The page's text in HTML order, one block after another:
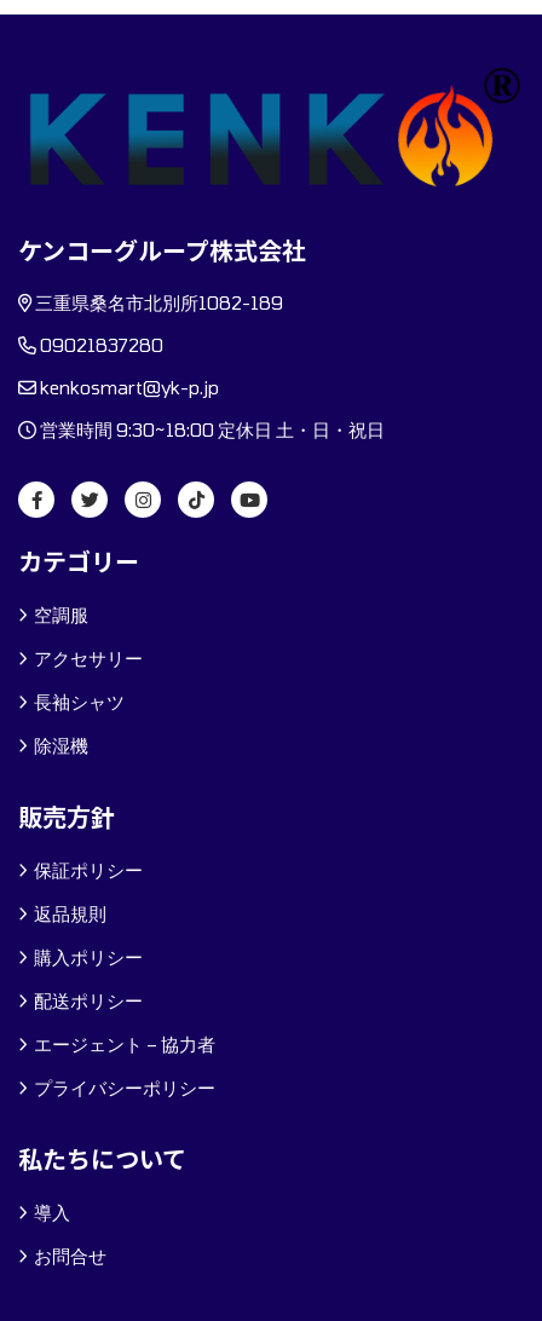
ケンコーグループ株式会社
三重県桑名市北別所1082-189
09021837280
kenkosmart@yk-p.jp
営業時間 9:30~18:00 定休日 土・日・祝日
カテゴリー
空調服
アクセサリー
長袖シャツ
除湿機
販売方針
保証ポリシー
返品規則
購入ポリシー
配送ポリシー
エージェント – 協力者
プライバシーポリシー
私たちについて
導入
お問合せ